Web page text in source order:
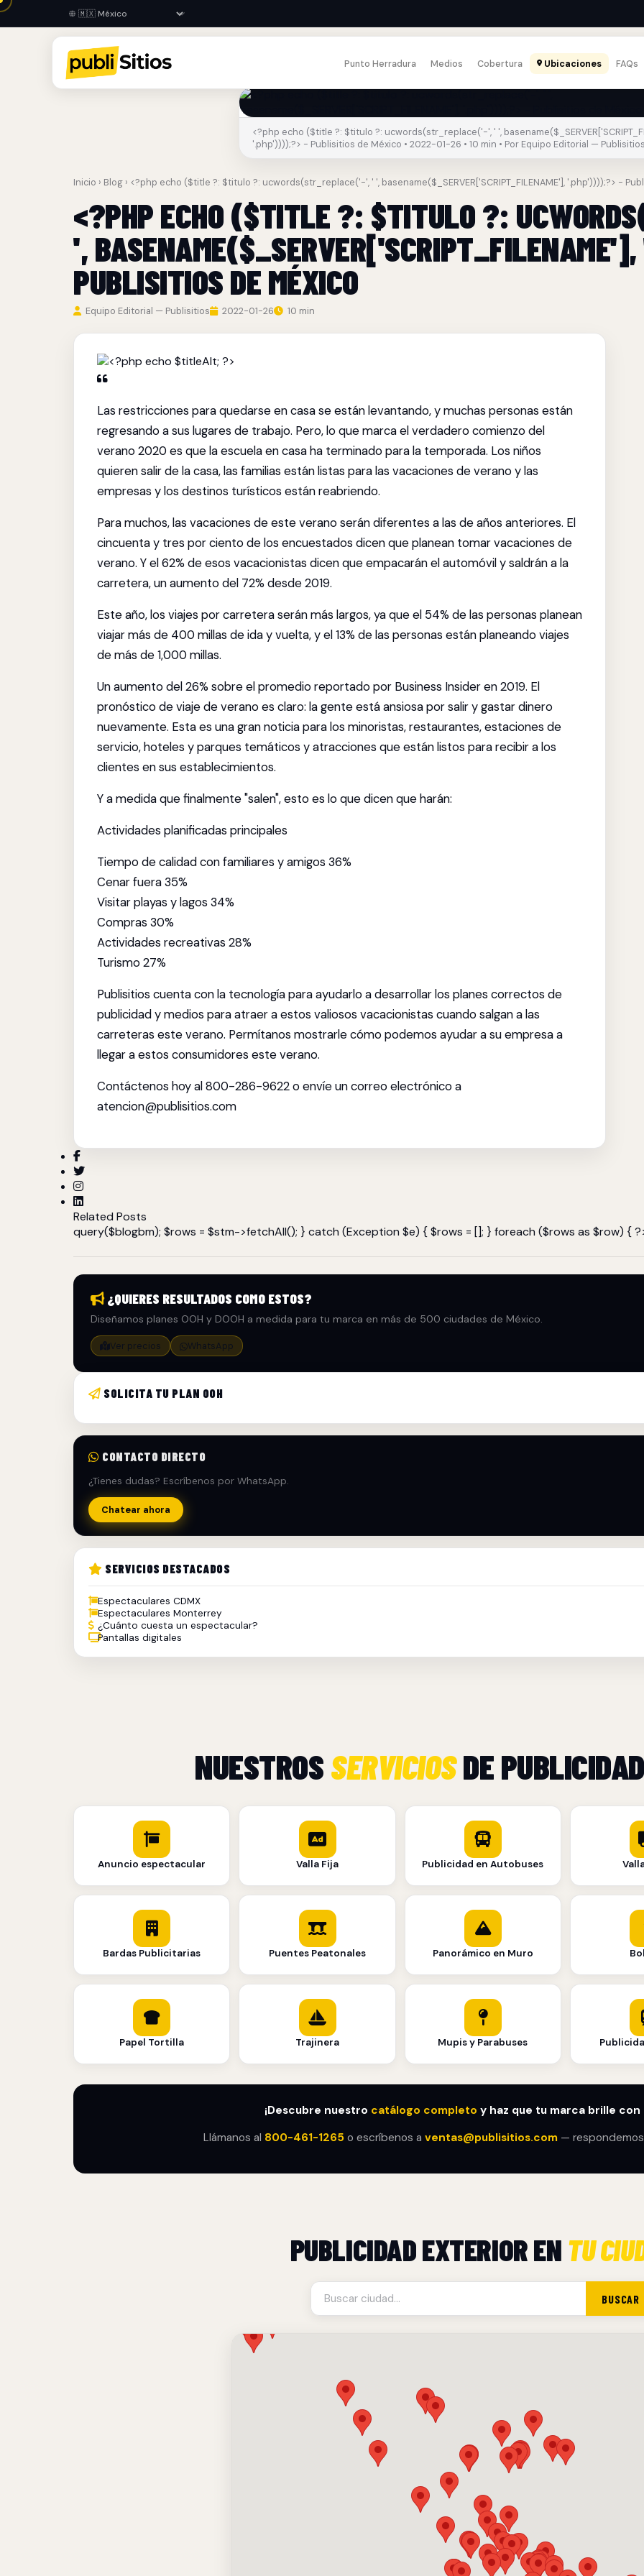
Punto Herradura Medios Cobertura Ubicaciones FAQs
<?php echo ($title ?: $titulo ?: ucwords(str_replace('-', ' ',
'.php'))));?> - Publisitios de México • 2022-01-26 • 10 min • Por Equipo Editorial —
Inicio › Blog › <?php echo ($title ?: $titulo ?: ucwords(str_replace('-', ' ', basename($_SERVER['SCRIPT_FILENAME'], '.php'))));?> -
<?PHP ECHO ($TITLE ?: $TITULO ?:
',
PUBLISITIOS DE MÉXICO
Equipo Editorial — Publisitios 2022-01-26 10 min
Las restricciones para quedarse en casa se están levantando, y muchas personas están
regresando a sus lugares de trabajo. Pero, lo que marca el verdadero comienzo del
verano 2020 es que la escuela en casa ha terminado para la temporada. Los niños
quieren salir de la casa, las familias están listas para las vacaciones de verano y las
empresas y los destinos turísticos están reabriendo.
Para muchos, las vacaciones de este verano serán diferentes a las de años anteriores. El
cincuenta y tres por ciento de los encuestados dicen que planean tomar vacaciones de
verano. Y el 62% de esos vacacionistas dicen que empacarán el automóvil y saldrán a la
carretera, un aumento del 72% desde 2019.
Este año, los viajes por carretera serán más largos, ya que el 54% de las personas planean
viajar más de 400 millas de ida y vuelta, y el 13% de las personas están planeando viajes
de más de 1,000 millas.
Un aumento del 26% sobre el promedio reportado por Business Insider en 2019. El
pronóstico de viaje de verano es claro: la gente está ansiosa por salir y gastar dinero
nuevamente. Esta es una gran noticia para los minoristas, restaurantes, estaciones de
servicio, hoteles y parques temáticos y atracciones que están listos para recibir a los
clientes en sus establecimientos.
Y a medida que finalmente "salen", esto es lo que dicen que harán:
Actividades planificadas principales
Tiempo de calidad con familiares y amigos 36%
Cenar fuera 35%
Visitar playas y lagos 34%
Compras 30%
Actividades recreativas 28%
Turismo 27%
Publisitios cuenta con la tecnología para ayudarlo a desarrollar los planes correctos de
publicidad y medios para atraer a estos valiosos vacacionistas cuando salgan a las
carreteras este verano. Permítanos mostrarle cómo podemos ayudar a su empresa a
llegar a estos consumidores este verano.
Contáctenos hoy al 800-286-9622 o envíe un correo electrónico a
atencion@publisitios.com
Related Posts
query($blogbm); $rows = $stm->fetchAll(); } catch (Exception $e) { $rows = []; } foreach ($rows as $row) {
¿QUIERES RESULTADOS COMO ESTOS?
Diseñamos planes OOH y DOOH a medida para tu marca en más de 500 ciudades de México.
Ver precios WhatsApp
SOLICITA TU PLAN OOH
CONTACTO DIRECTO
¿Tienes dudas? Escríbenos por WhatsApp.
Chatear ahora
SERVICIOS DESTACADOS
Espectaculares CDMX
Espectaculares Monterrey
¿Cuánto cuesta un espectacular?
Pantallas digitales
NUESTROSSERVICIOSDE
Anuncio espectacular Valla Fija Publicidad en Autobuses
Bardas Publicitarias Puentes Peatonales Panorámico en Muro
Papel Tortilla Trajinera Mupis y Parabuses
¡Descubre nuestro catálogo completo y haz que tu marca brille con
Llámanos al 800-461-1265 o escríbenos a ventas@publisitios.com —
PUBLICIDAD EXTERIOR EN TU
BUSCAR